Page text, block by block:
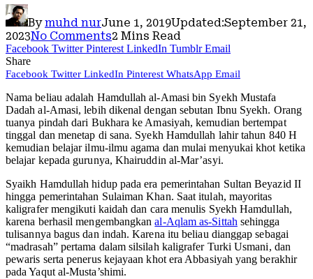
By muhd nurJune 1, 2019Updated:September 21,
2023No Comments2 Mins Read
Facebook Twitter Pinterest LinkedIn Tumblr Email
Share
Facebook Twitter LinkedIn Pinterest WhatsApp Email
Nama beliau adalah Hamdullah al-Amasi bin Syekh Mustafa
Dadah al-Amasi, lebih dikenal dengan sebutan Ibnu Syekh. Orang
tuanya pindah dari Bukhara ke Amasiyah, kemudian bertempat
tinggal dan menetap di sana. Syekh Hamdullah lahir tahun 840 H
kemudian belajar ilmu-ilmu agama dan mulai menyukai khot ketika
belajar kepada gurunya, Khairuddin al-Mar’asyi.
Syaikh Hamdullah hidup pada era pemerintahan Sultan Beyazid II
hingga pemerintahan Sulaiman Khan. Saat itulah, mayoritas
kaligrafer mengikuti kaidah dan cara menulis Syekh Hamdullah,
karena berhasil mengembangkanal-Aqlam as-Sittah sehingga
tulisannya bagus dan indah. Karena itu beliau dianggap sebagai
“madrasah” pertama dalam silsilah kaligrafer Turki Usmani, dan
pewaris serta penerus kejayaan khot era Abbasiyah yang berakhir
pada Yaqut al-Musta’shimi.